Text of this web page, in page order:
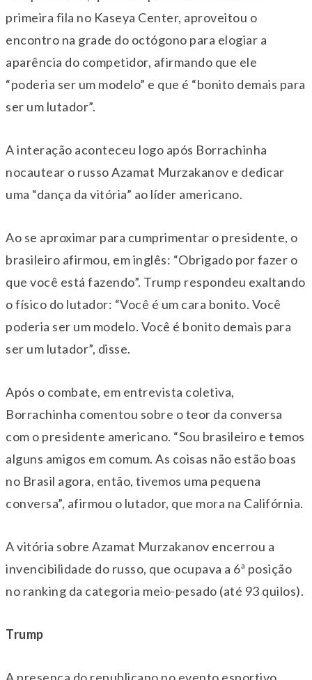
primeira fila no Kaseya Center, aproveitou o
encontro na grade do octógono para elogiar a
aparência do competidor, afirmando que ele
“poderia ser um modelo” e que é “bonito demais para
ser um lutador”.
A interação aconteceu logo após Borrachinha
nocautear o russo Azamat Murzakanov e dedicar
uma “dança da vitória” ao líder americano.
Ao se aproximar para cumprimentar o presidente, o
brasileiro afirmou, em inglês: “Obrigado por fazer o
que você está fazendo”. Trump respondeu exaltando
o físico do lutador: “Você é um cara bonito. Você
poderia ser um modelo. Você é bonito demais para
ser um lutador”, disse.
Após o combate, em entrevista coletiva,
Borrachinha comentou sobre o teor da conversa
com o presidente americano. “Sou brasileiro e temos
alguns amigos em comum. As coisas não estão boas
no Brasil agora, então, tivemos uma pequena
conversa”, afirmou o lutador, que mora na Califórnia.
A vitória sobre Azamat Murzakanov encerrou a
invencibilidade do russo, que ocupava a 6ª posição
no ranking da categoria meio-pesado (até 93 quilos).
Trump